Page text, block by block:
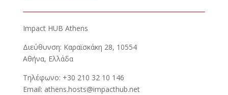
Impact HUB Athens
Διεύθυνση: Καραϊσκάκη 28, 10554
Αθήνα, Ελλάδα
Τηλέφωνο: +30 210 32 10 146
Email: athens.hosts@impacthub.net